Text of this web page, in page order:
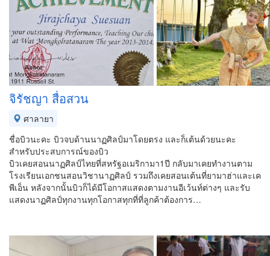
จิรัชญา สื่อสวน
ศาลายา
ชื่อบิวนะคะ บิวจบด้านนาฏศิลป์มาโดยตรง และก็เต้นด้วยนะคะ
สำหรับประสบการณ์ของบิว
บิวเคยสอนนาฏศิลป์ไทยที่สหรัฐอเมริกามา1ปี กลับมาเคยทำงานตาม
โรงเรียนเอกชนสอนวิชานาฏศิลป์ รวมถึงเคยสอนเต้นที่ยามาฮ่าและเค
พีเอ็น หลังจากนั้นบิวก็ได้มีโอกาสแสดงตามงานอีเว้นท์ต่างๆ และรับ
แสดงนาฏศิลป์ทุกงานทุกโอกาสทุกที่ที่ลูกค้าต้องการ…